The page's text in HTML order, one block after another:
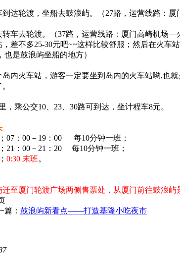
轮渡，坐船去鼓浪屿。（27路，运营线路：厦
去轮渡。（37路，运营线路：厦门高崎机场—火
不多25-30元吧~~这样比较舒服；然后在火车站
是鼓浪屿坐船的地方）
火车站，游客一定要坐到岛内的火车站哟,也就
乘公交10、23、30路可到达，坐计程车8元。
：00－19：00 每10分钟一班；
：00－21：20 每10分钟一班；
0:30 末班。
至厦门轮渡广场两侧售票处，从厦门前往鼓浪
篇： 鼓浪屿新看点——打造基隆小吃夜市